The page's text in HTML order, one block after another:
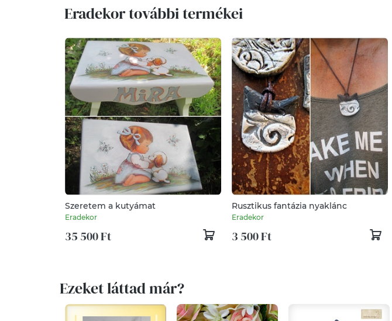
Eradekor további termékei
Szeretem a kutyámat
Eradekor
35 500 Ft
Rusztikus fantázia nyaklánc
Eradekor
3 500 Ft
Ezeket láttad már?